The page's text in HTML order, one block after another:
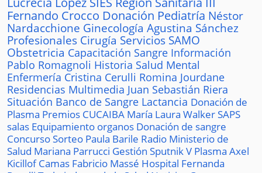
Fernando Crocco Donación Pediatría Néstor
Nardacchione Ginecología Agustina Sánchez
Profesionales Cirugía Servicios SAMO
Obstetricia Capacitación Sangre Información
Pablo Romagnoli Historia Salud Mental
Enfermería Cristina Cerulli Romina Jourdane
Residencias Multimedia Juan Sebastián Riera
Situación Banco de Sangre Lactancia Donación de
Plasma Premios CUCAIBA María Laura WalkerSAPS
salas Equipamiento organos Donación de sangre
ConcursoSorteo Paula Barile Radio Ministerio de
Salud Mariana Parrucci Gestión Sputnik V Plasma Axel
KicillofCamas Fabricio Massé Hospital Fernanda